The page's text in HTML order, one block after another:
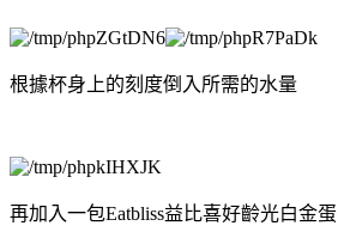
根據杯身上的刻度倒入所需的水量
再加入一包Eatbliss益比喜好齡光白金蛋